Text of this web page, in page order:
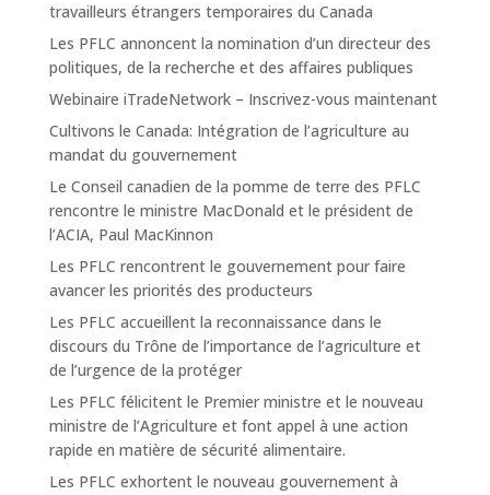
travailleurs étrangers temporaires du Canada
Les PFLC annoncent la nomination d’un directeur des
politiques, de la recherche et des affaires publiques
Webinaire iTradeNetwork – Inscrivez-vous maintenant
Cultivons le Canada: Intégration de l’agriculture au
mandat du gouvernement
Le Conseil canadien de la pomme de terre des PFLC
rencontre le ministre MacDonald et le président de
l’ACIA, Paul MacKinnon
Les PFLC rencontrent le gouvernement pour faire
avancer les priorités des producteurs
Les PFLC accueillent la reconnaissance dans le
discours du Trône de l’importance de l’agriculture et
de l’urgence de la protéger
Les PFLC félicitent le Premier ministre et le nouveau
ministre de l’Agriculture et font appel à une action
rapide en matière de sécurité alimentaire.
Les PFLC exhortent le nouveau gouvernement à